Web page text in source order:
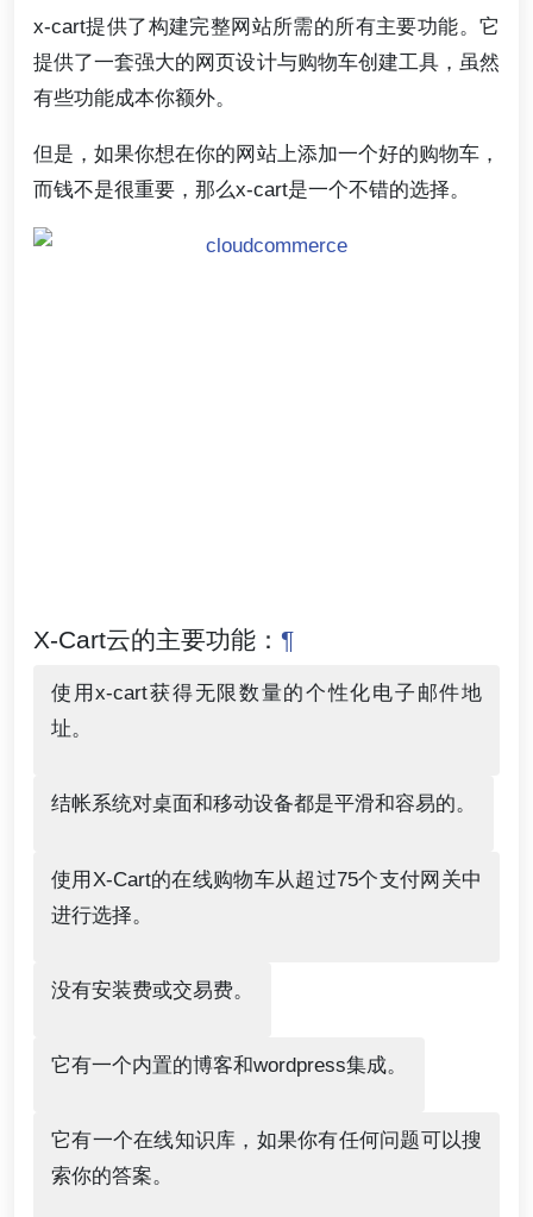
x-cart提供了构建完整网站所需的所有主要功能。它
提供了一套强大的网页设计与购物车创建工具，虽然
有些功能成本你额外。
但是，如果你想在你的网站上添加一个好的购物车，
而钱不是很重要，那么x-cart是一个不错的选择。
X-Cart云的主要功能： ¶
使用x-cart获得无限数量的个性化电子邮件地
址。
结帐系统对桌面和移动设备都是平滑和容易的。
使用X-Cart的在线购物车从超过75个支付网关中
进行选择。
没有安装费或交易费。
它有一个内置的博客和wordpress集成。
它有一个在线知识库，如果你有任何问题可以搜
索你的答案。